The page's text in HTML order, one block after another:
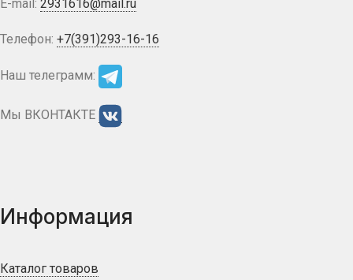
E-mail: 2931616@mail.ru
Телефон: +7(391)293-16-16
Наш телеграмм:
Мы ВКОНТАКТЕ
Информация
Каталог товаров